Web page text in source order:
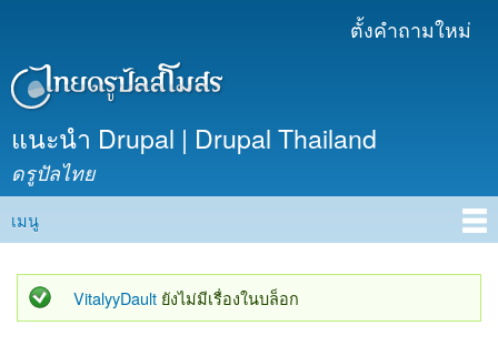
เนื้อหา
ตั้งคำถามใหม่
แนะนำ Drupal | Drupal Thailand
ดรูปัลไทย
Main menu
เมนู
สถานะข้อความ
VitalyyDault ยังไม่มีเรื่องในบล็อก